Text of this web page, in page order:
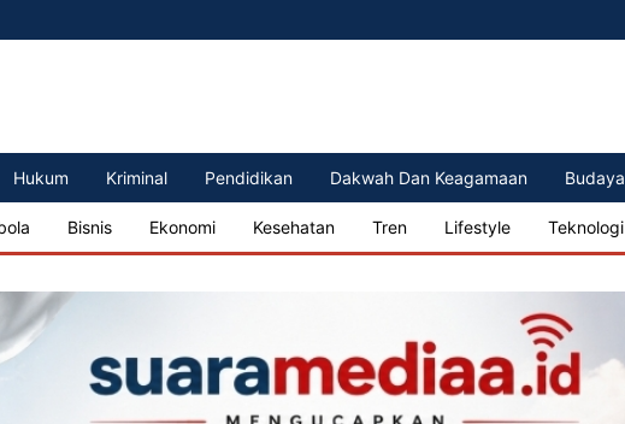
Hukum Kriminal Pendidikan Dakwah Dan Keagamaan Budaya
Bisnis Ekonomi Kesehatan Tren Lifestyle Teknologi